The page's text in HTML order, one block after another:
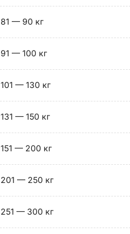
81 — 90 кг
91 — 100 кг
101 — 130 кг
131 — 150 кг
151 — 200 кг
201 — 250 кг
251 — 300 кг